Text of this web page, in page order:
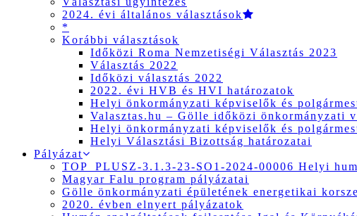
2024. évi általános választások
*
Korábbi választások
Időközi Roma Nemzetiségi Választás 2023
Választás 2022
Időközi választás 2022
2022. évi HVB és HVI határozatok
Helyi önkormányzati képviselők és
Valasztas.hu – Gölle időközi önkormányzati
Helyi önkormányzati képviselők és
Helyi Választási Bizottság határozatai
Pályázat
TOP_PLUSZ-3.1.3-23-SO1-2024-00006 Helyi
Magyar Falu program pályázatai
Gölle önkormányzati épületének energetikai
2020. évben elnyert pályázatok